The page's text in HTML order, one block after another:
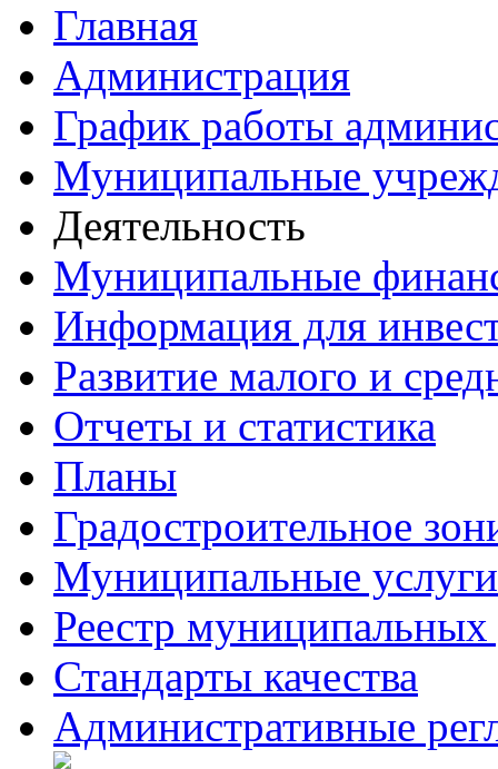
Главная
Администрация
График работы
Муниципальные
Деятельность
Муниципальные
Информация для
Развитие малого и
Отчеты и статистика
Планы
Градостроительное
Муниципальные услуги
Реестр муниципальных
Стандарты качества
Административные